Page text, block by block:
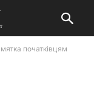
початківцям